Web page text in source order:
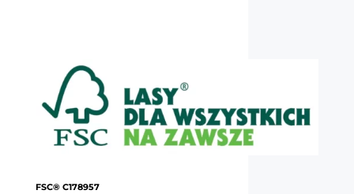
FSC® C178957